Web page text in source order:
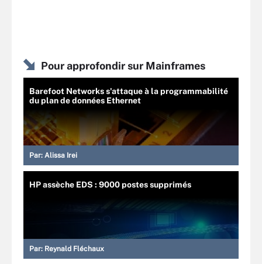
Pour approfondir sur Mainframes
Barefoot Networks s'attaque à la programmabilité
du plan de données Ethernet
Par: Alissa Irei
HP assèche EDS : 9000 postes supprimés
Par: Reynald Fléchaux